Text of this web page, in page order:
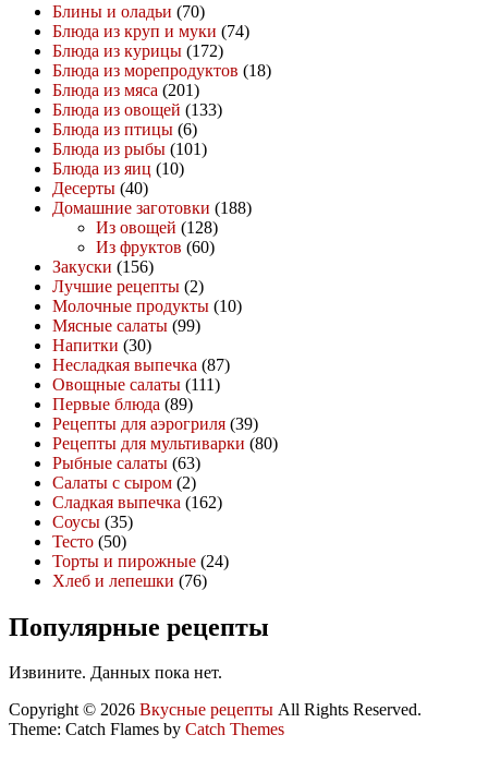
Блины и оладьи (70)
Блюда из круп и муки (74)
Блюда из курицы (172)
Блюда из морепродуктов (18)
Блюда из мяса (201)
Блюда из овощей (133)
Блюда из птицы (6)
Блюда из рыбы (101)
Блюда из яиц (10)
Десерты (40)
Домашние заготовки (188)
Из овощей (128)
Из фруктов (60)
Закуски (156)
Лучшие рецепты (2)
Молочные продукты (10)
Мясные салаты (99)
Напитки (30)
Несладкая выпечка (87)
Овощные салаты (111)
Первые блюда (89)
Рецепты для аэрогриля (39)
Рецепты для мультиварки (80)
Рыбные салаты (63)
Салаты с сыром (2)
Сладкая выпечка (162)
Соусы (35)
Тесто (50)
Торты и пирожные (24)
Хлеб и лепешки (76)
Популярные рецепты
Извините. Данных пока нет.
Copyright © 2026 Вкусные рецепты All Rights Reserved.
Theme: Catch Flames by Catch Themes